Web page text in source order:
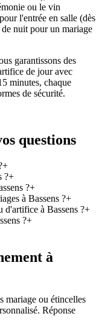
ou le vin
l'entrée en salle (dès
nuit pour un mariage
garantissons des
de jour avec
minutes, chaque
de sécurité.
questions
+
?+
?+
à Bassens ?+
d'artifice à Bassens ?+
?+
à
mariage ou étincelles
Réponse